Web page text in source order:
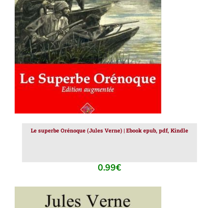
AJOUTER AU PANIER / DÉTAILS
Le superbe Orénoque (Jules Verne) | Ebook epub, pdf, Kindle
0.99€